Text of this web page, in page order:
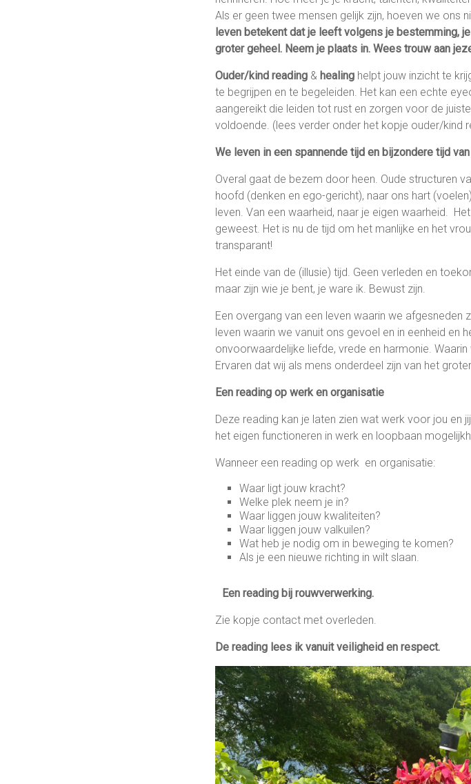
Als er geen twee mensen gelijk zijn, hoeven we ons
leven betekent dat je leeft volgens je bestemming,
groter geheel. Neem je plaats in. Wees trouw aan
Ouder/kind reading & healing helpt jouw inzicht te
te begrijpen en te begeleiden. Het kan een echte
aangereikt die leiden tot rust en zorgen voor de
voldoende. (lees verder onder het kopje ouder/kind
We leven in een spannende tijd en bijzondere tijd
Overal gaat de bezem door heen. Oude structuren
hoofd (denken en ego-gericht), naar ons hart
leven. Van een waarheid, naar je eigen waarheid.
geweest. Het is nu de tijd om het manlijke en het
transparant!
Het einde van de (illusie) tijd. Geen verleden en
maar zijn wie je bent, je ware ik. Bewust zijn.
Een overgang van een leven waarin we afgesneden
leven waarin we vanuit ons gevoel en in eenheid en
onvoorwaardelijke liefde, vrede en harmonie.
Ervaren dat wij als mens onderdeel zijn van het
Een reading op werk en organisatie
Deze reading kan je laten zien wat werk voor jou en
het eigen functioneren in werk en loopbaan
Wanneer een reading op werk en organisatie:
Waar ligt jouw kracht?
Welke plek neem je in?
Waar liggen jouw kwaliteiten?
Waar liggen jouw valkuilen?
Wat heb je nodig om in beweging te komen?
Als je een nieuwe richting in wilt slaan.
Een reading bij rouwverwerking.
Zie kopje contact met overleden.
De reading lees ik vanuit veiligheid en respect.